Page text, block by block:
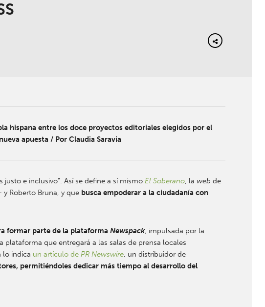
hispana entre los doce proyectos editoriales elegidos por el
apuesta / Por Claudia Saravia
e inclusivo”. Así se define a sí mismo El Soberano, la web de
Roberto Bruna, y que busca empoderar a la ciudadanía con
formar parte de la plataforma Newspack, impulsada por la
que entregará a las salas de prensa locales
lo indica un artículo de PR Newswire, un distribuidor de
permitiéndoles dedicar más tiempo al desarrollo del